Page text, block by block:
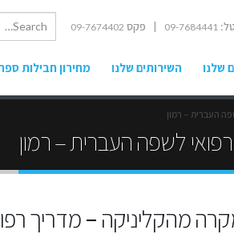
09-7684441 | פקס 09-7674402
שלנו השירותים שלנו מחירון חבילות
העברית – רמון
לשפה העברית – רמון
מהקליניקה – מדריך